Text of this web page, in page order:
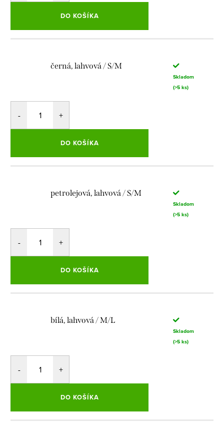
DO KOŠÍKA
černá, lahvová / S/M
Skladom
(>5 ks)
DO KOŠÍKA
petrolejová, lahvová / S/M
Skladom
(>5 ks)
DO KOŠÍKA
bílá, lahvová / M/L
Skladom
(>5 ks)
DO KOŠÍKA